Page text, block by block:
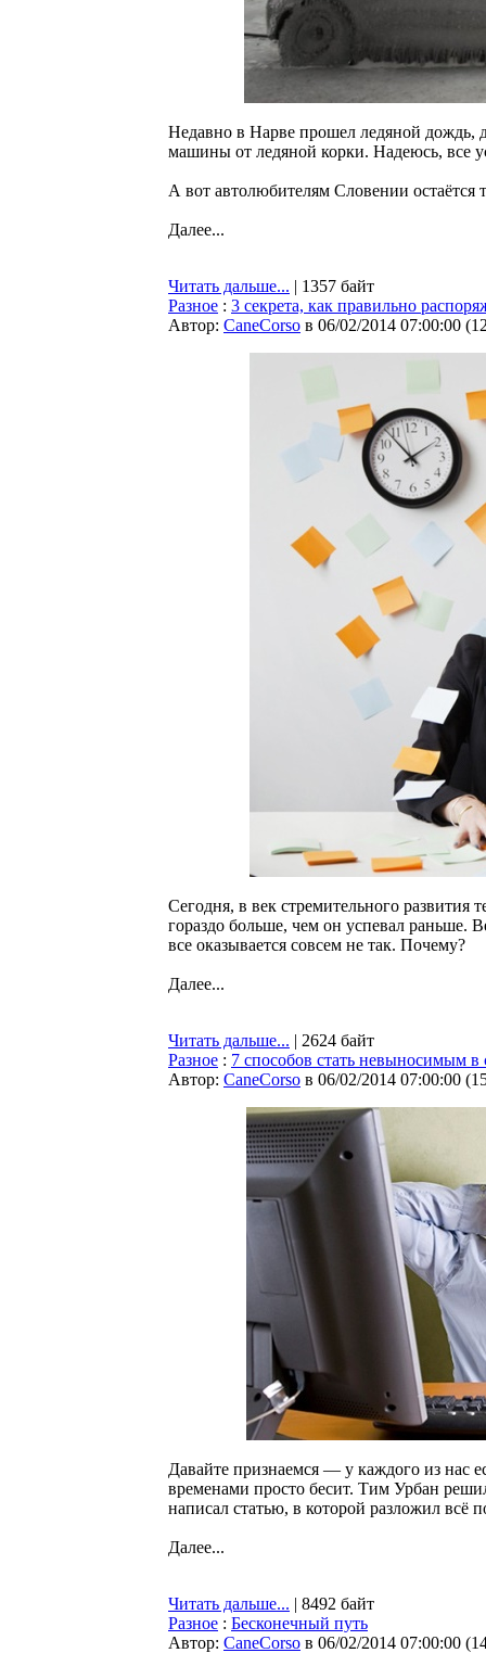
Недавно в Нарве прошел ледяной дождь,
машины от ледяной корки. Надеюсь, все
А вот автолюбителям Словении остаётся
Далее...
Читать дальше... | 1357 байт
Разное : 3 секрета, как правильно
Автор: CaneCorso в 06/02/2014 07:00:00 (
Сегодня, в век стремительного развития
гораздо больше, чем он успевал раньше.
все оказывается совсем не так. Почему?
Далее...
Читать дальше... | 2624 байт
Разное : 7 способов стать невыносимым в
Автор: CaneCorso в 06/02/2014 07:00:00 (
Давайте признаемся — у каждого из нас
временами просто бесит. Тим Урбан
написал статью, в которой разложил всё
Далее...
Читать дальше... | 8492 байт
Разное : Бесконечный путь
Автор: CaneCorso в 06/02/2014 07:00:00 (